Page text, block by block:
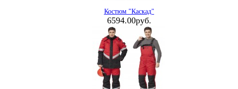
Костюм "Каскад"
6594.00руб.